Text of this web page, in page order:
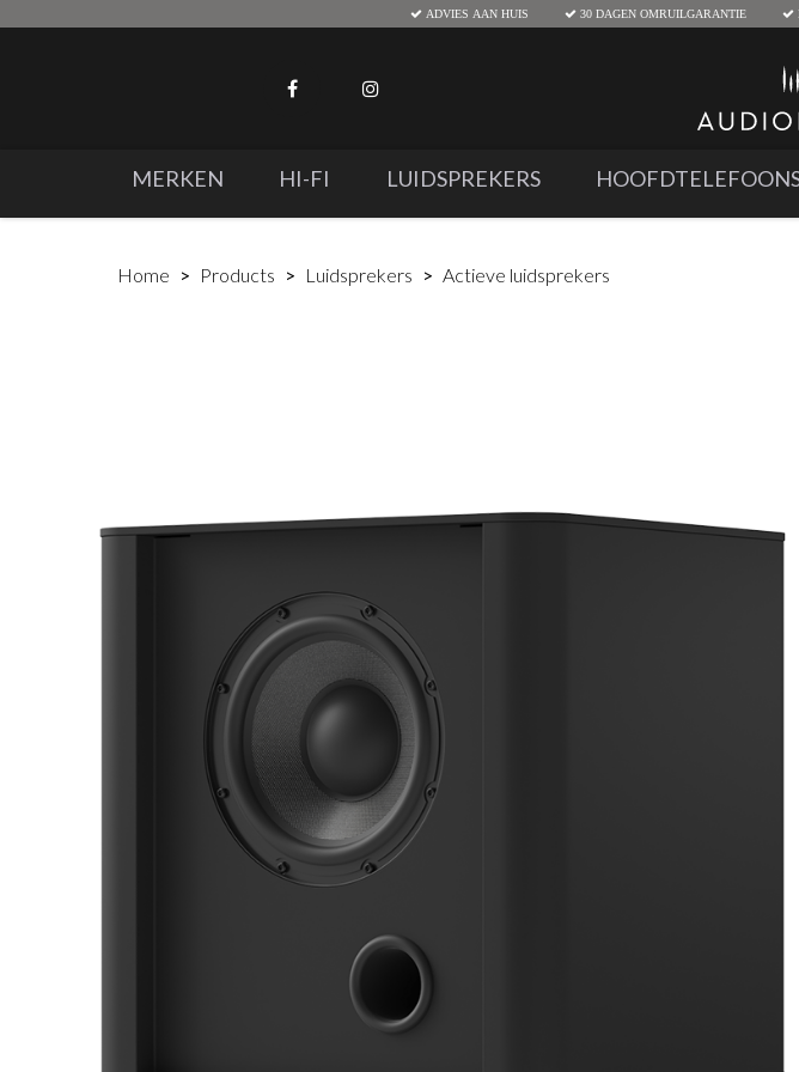
ADVIES AAN HUIS 30 DAGEN OMRUILGARANTIE
MERKEN HI-FI LUIDSPREKERS
Home Products Luidsprekers Actieve luidsprekers